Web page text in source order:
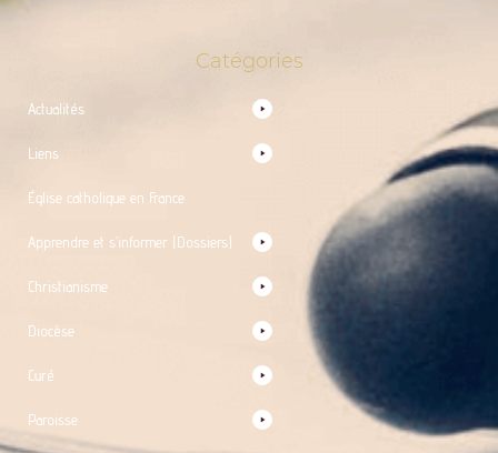
Catégories
Actualités
Liens
Église catholique en France
Apprendre et s’informer (Dossiers)
Christianisme
Diocèse
Curé
Paroisse